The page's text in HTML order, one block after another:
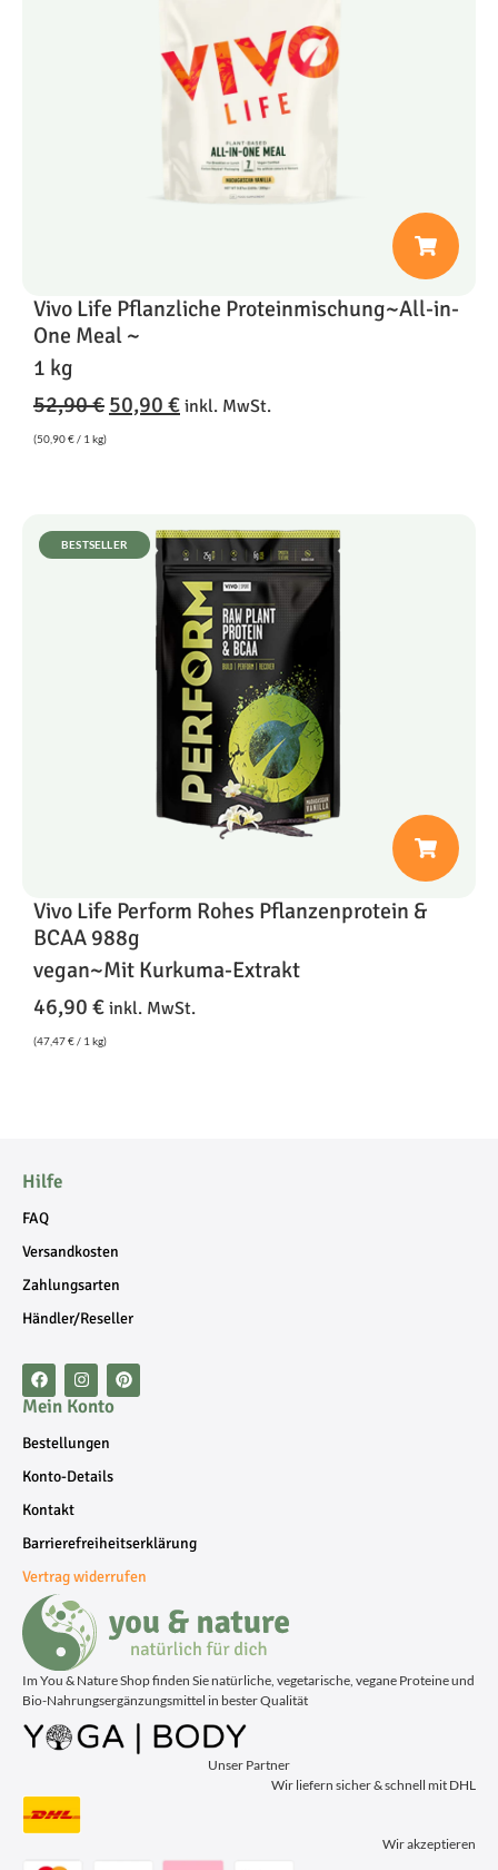
Vivo Life Pflanzliche Proteinmischung~All-in-
One Meal ~
1 kg
52,90€ 50,90 € inkl. MwSt.
(50,90€/ 1 kg)
BESTSELLER
Vivo Life Perform Rohes Pflanzenprotein &
BCAA 988g
vegan~Mit Kurkuma-Extrakt
46,90 € inkl. MwSt.
(47,47€/ 1 kg)
Hilfe
FAQ
Versandkosten
Zahlungsarten
Händler/Reseller
Mein Konto
Bestellungen
Konto-Details
Kontakt
Barrierefreiheitserklärung
Vertrag widerrufen
Im You & Nature Shop finden Sie natürliche, vegetarische, vegane Proteine und
Bio-Nahrungsergänzungsmittel in bester Qualität
Unser Partner
Wir liefern sicher & schnell mit DHL
Wir akzeptieren